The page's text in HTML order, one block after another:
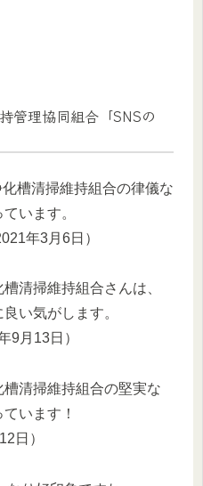
管理協同組合「SNSの
槽清掃維持組合の律儀な
います。
年3月6日）
清掃維持組合さんは、
い気がします。
9月13日）
清掃維持組合の堅実な
います！
日）